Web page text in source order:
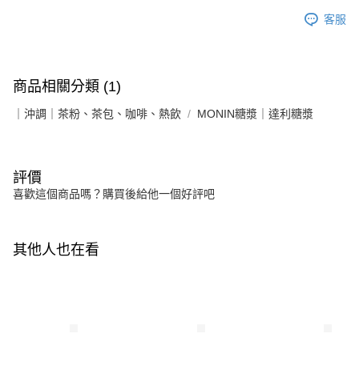
客服
商品相關分類 (1)
｜沖調｜茶粉、茶包、咖啡、熱飲 MONIN糖漿｜達利糖漿
評價
喜歡這個商品嗎？購買後給他一個好評吧
其他人也在看